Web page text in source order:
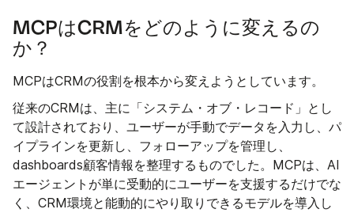
MCPはCRMをどのように変えるの
か？
MCPはCRMの役割を根本から変えようとしています。
従来のCRMは、主に「システム・オブ・レコード」とし
て設計されており、ユーザーが手動でデータを入力し、パ
イプラインを更新し、フォローアップを管理し、
dashboards顧客情報を整理するものでした。MCPは、AI
エージェントが単に受動的にユーザーを支援するだけでな
く、CRM環境と能動的にやり取りできるモデルを導入し